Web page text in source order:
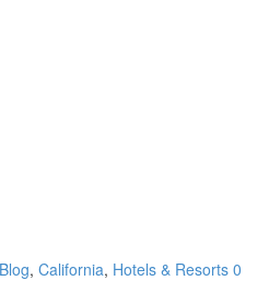
Blog, California, Hotels & Resorts 0